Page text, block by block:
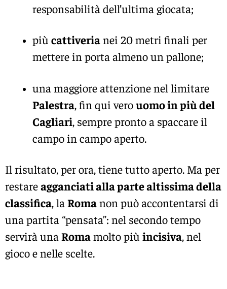
responsabilità dell’ultima giocata;
più cattiverianei 20 metri finali per
mettere in porta almeno un pallone;
una maggiore attenzione nel limitare
Palestra, fin qui verouomo in più del
Cagliari, sempre pronto a spaccare il
campo in campo aperto.
Il risultato, per ora, tiene tutto aperto. Ma per
restareagganciati alla parte altissima della
classifica, la Romanon può accontentarsi di
una partita “pensata”: nel secondo tempo
servirà una Romamolto più incisiva, nel
gioco e nelle scelte.